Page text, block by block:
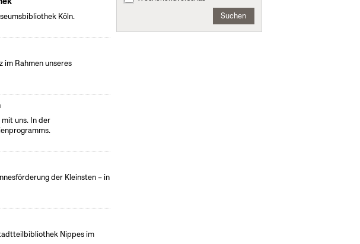
Köln.
Rahmen unseres
uns. In der
der Kleinsten – in
Nippes im
Suchen